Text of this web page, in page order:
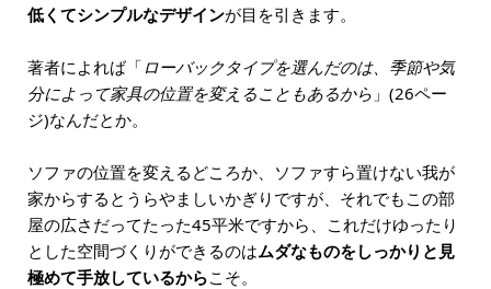
低くてシンプルなデザインが目を引きます。
著者によれば「 ローバックタイプを選んだのは、季節や気
分によって家具の位置を変えることもあるから 」(26ペー
ジ)なんだとか。
ソファの位置を変えるどころか、ソファすら置けない我が
家からするとうらやましいかぎりですが、それでもこの部
屋の広さだってたった45平米ですから、これだけゆったり
とした空間づくりができるのはムダなものをしっかりと見
極めて手放しているからこそ。